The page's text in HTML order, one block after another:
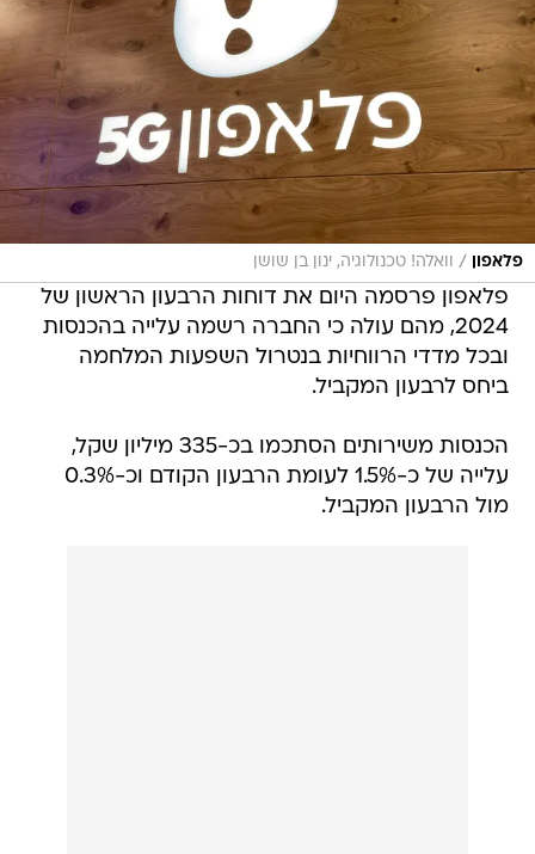
פלאפון / וואלה! טכנולוגיה, ינון בן שושן
פלאפון פרסמה היום את דוחות הרבעון הראשון של
2024, מהם עולה כי החברה רשמה עלייה בהכנסות
ובכל מדדי הרווחיות בנטרול השפעות המלחמה
ביחס לרבעון המקביל.
הכנסות משירותים הסתכמו בכ-335 מיליון שקל,
עלייה של כ-1.5% לעומת הרבעון הקודם וכ-0.3%
מול הרבעון המקביל.